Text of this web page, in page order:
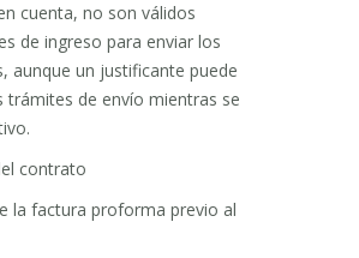
cuenta, no son válidos
de ingreso para enviar los
aunque un justificante puede
trámites de envío mientras se
contrato
la factura proforma previo al